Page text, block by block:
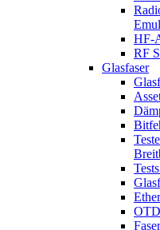
HF-
RF
Glasfaser